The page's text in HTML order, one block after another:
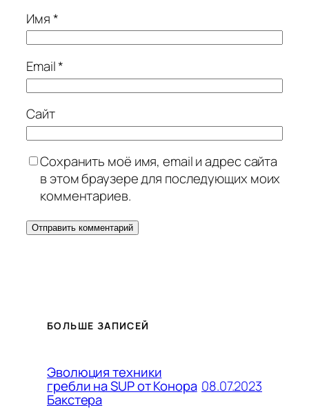
Имя*
Email*
Сайт
Сохранить моё имя, email и адрес сайта
в этом браузере для последующих моих
комментариев.
БОЛЬШЕ ЗАПИСЕЙ
Эволюция техники
гребли на SUP от Конора
Бакстера
08.07.2023